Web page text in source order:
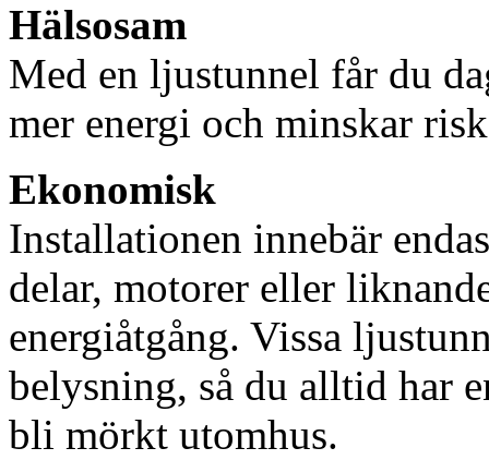
Hälsosam
Med en ljustunnel får du
mer energi och minskar
Ekonomisk
Installationen innebär
delar, motorer eller
energiåtgång. Vissa
belysning, så du alltid har
bli mörkt utomhus.